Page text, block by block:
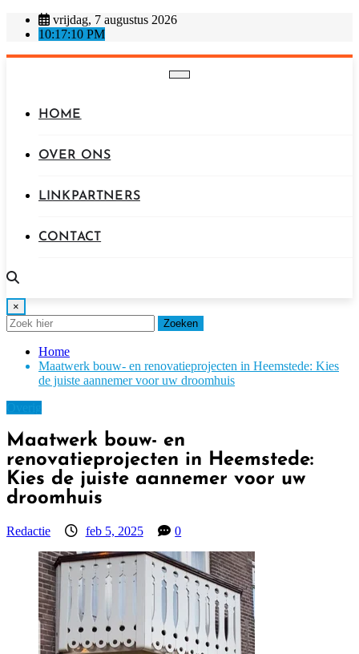
naar
inhoud
vrijdag, 7 augustus 2026
10:17:13 PM
HOME
OVER ONS
LINKPARTNERS
CONTACT
×
Zoeken
Home
Maatwerk bouw- en renovatieprojecten in Heemstede: Kies
de juiste aannemer voor uw droomhuis
Maatwerk bouw- en
renovatieprojecten in Heemstede:
Kies de juiste aannemer voor uw
droomhuis
Redactie feb 5, 2025 0